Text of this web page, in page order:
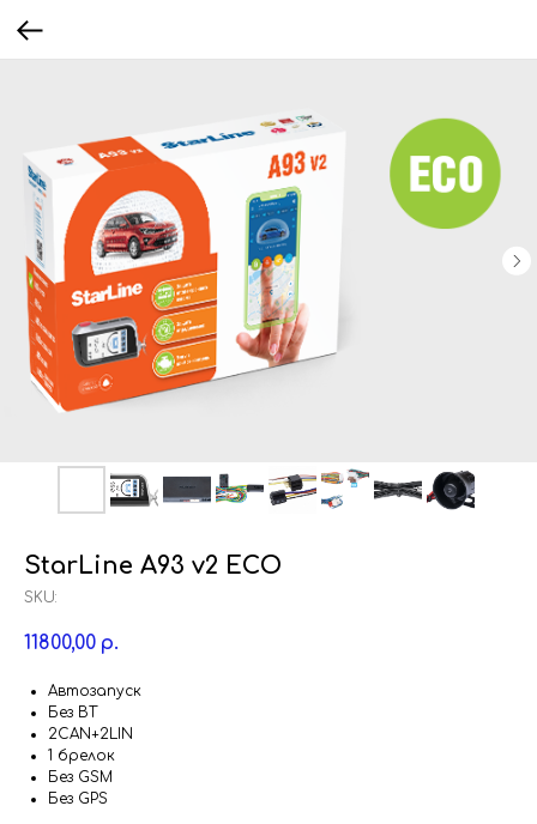
StarLine A93 v2 ECO
SKU:
11800,00 р.
Автозапуск
Без BT
2CAN+2LIN
1 брелок
Без GSM
Без GPS